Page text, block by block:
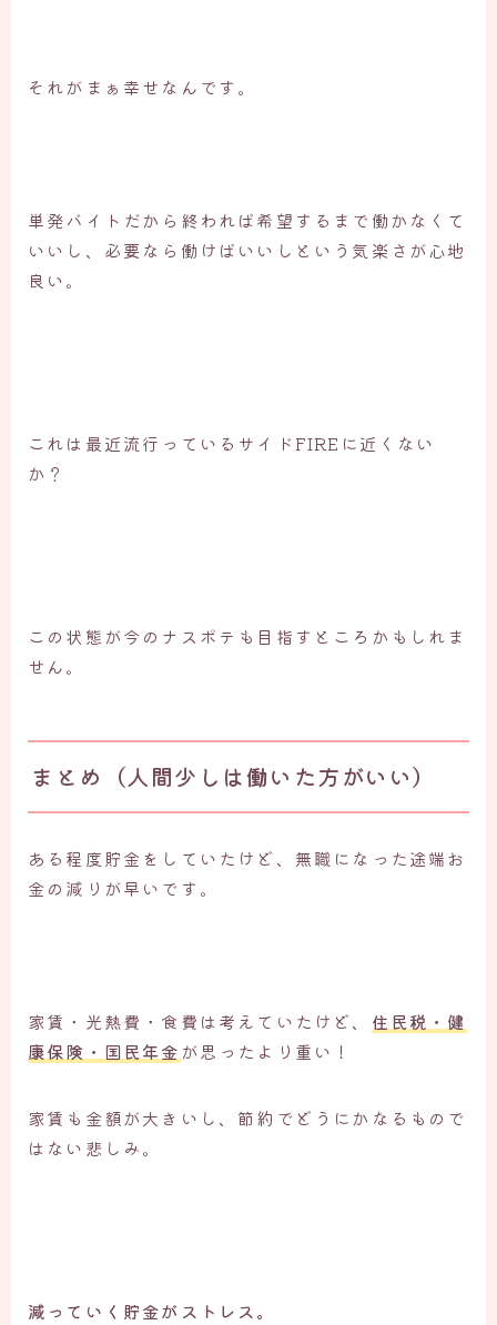
それがまぁ幸せなんです。
単発バイトだから終われば希望するまで働かなくて
いいし、必要なら働けばいいしという気楽さが心地
良い。
これは最近流行っているサイドFIREに近くない
か？
この状態が今のナスポテも目指すところかもしれま
せん。
まとめ（人間少しは働いた方がいい）
ある程度貯金をしていたけど、無職になった途端お
金の減りが早いです。
家賃・光熱費・食費は考えていたけど、 住民税・健
康保険・国民年金 が思ったより重い！
家賃も金額が大きいし、節約でどうにかなるもので
はない悲しみ。
減っていく貯金がストレス。